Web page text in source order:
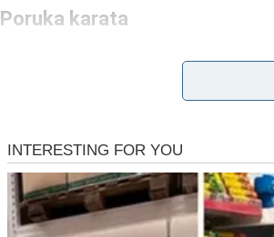
Poruka karata
Vrijeme je da vjerujete svojim planovima.
Pred vama su lijepi trenuci.
BLIZANCI